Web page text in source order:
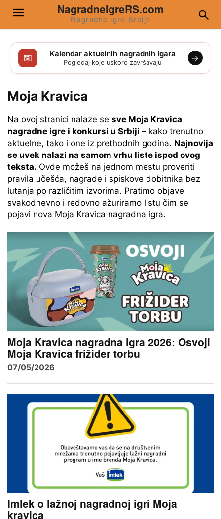
NagradneIgreRS.com
Nagradne igre Srbije
📅 Kalendar aktuelnih nagradnih igara
Pogledaj koje uskoro završavaju →
Moja Kravica
Na ovoj stranici nalaze se sve Moja Kravica
nagradne igre i konkursi u Srbiji – kako trenutno
aktuelne, tako i one iz prethodnih godina. Najnovija
se uvek nalazi na samom vrhu liste ispod ovog
teksta. Ovde možeš na jednom mestu proveriti
pravila učešća, nagrade i spiskove dobitnika bez
lutanja po različitim izvorima. Pratimo objave
svakodnevno i redovno ažuriramo listu čim se
pojavi nova Moja Kravica nagradna igra.
Moja Kravica nagradna igra 2026: Osvoji
Moja Kravica frižider torbu
07/05/2026
Imlek o lažnoj nagradnoj igri Moja
kravica